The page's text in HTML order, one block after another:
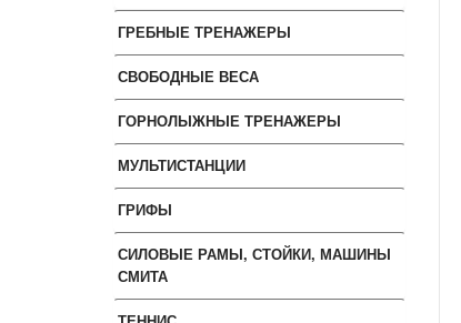
ГРЕБНЫЕ ТРЕНАЖЕРЫ
СВОБОДНЫЕ ВЕСА
ГОРНОЛЫЖНЫЕ ТРЕНАЖЕРЫ
МУЛЬТИСТАНЦИИ
ГРИФЫ
СИЛОВЫЕ РАМЫ, СТОЙКИ, МАШИНЫ
СМИТА